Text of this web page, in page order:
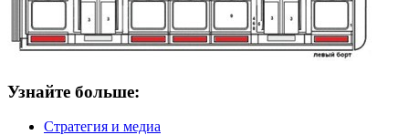
Узнайте больше:
Стратегия и медиа